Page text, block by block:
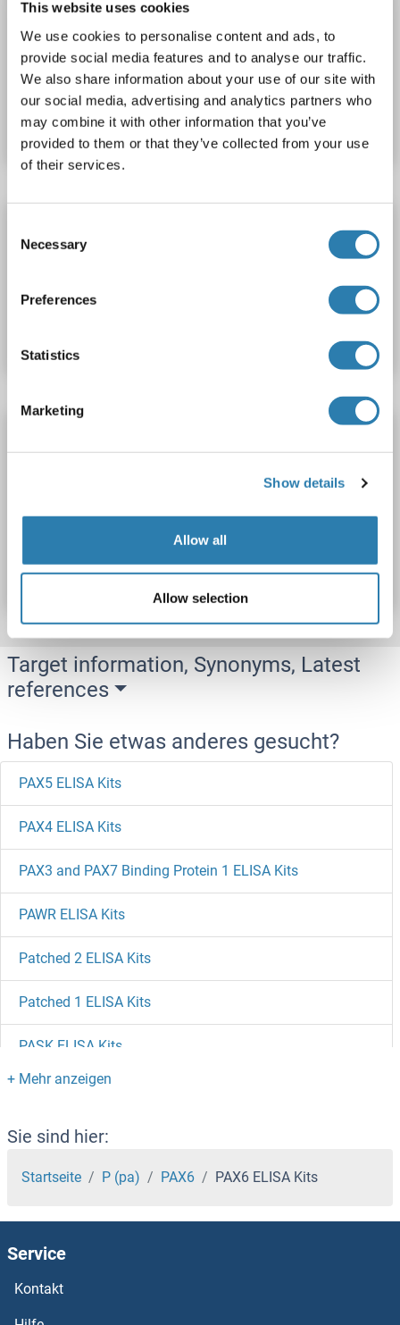
This website uses cookies
We use cookies to personalise content and ads, to
provide social media features and to analyse our traffic.
We also share information about your use of our site with
our social media, advertising and analytics partners who
may combine it with other information that you’ve
provided to them or that they’ve collected from your use
of their services.
Selection
Necessary
Preferences
Statistics
Marketing
Show details
Allow all
Allow selection
PAX6 Reaktivität: Human
0.312 ng/mL - 20 ng/mL
Tissue Homogenate
Datenblatt Details
PAX6 Reaktivität: Human Plasma, Serum
Produktnummer ABIN423064
Tissue Homogenate
Produktnummer ABIN5657602
Datenblatt Details
Target information, Synonyms, Latest
references
Haben Sie etwas anderes gesucht?
PAX5 ELISA Kits
PAX4 ELISA Kits
PAX3 and PAX7 Binding Protein 1 ELISA Kits
PAWR ELISA Kits
Patched 2 ELISA Kits
Patched 1 ELISA Kits
PASK ELISA Kits
Parvalbumin ELISA Kits
PARP4 ELISA Kits
PARP2 ELISA Kits
PARP1 ELISA Kits
PARN ELISA Kits
Sie sind hier:
Startseite P (pa) PAX6 PAX6 ELISA Kits
Service
Kontakt